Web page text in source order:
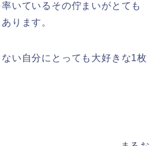
いているその佇まいがとても
ります。
い自分にとっても大好きな1枚